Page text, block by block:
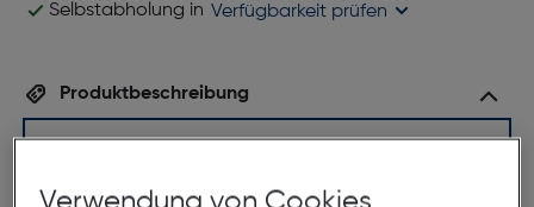
Selbstabholung in Verfügbarkeit prüfen
Produktbeschreibung